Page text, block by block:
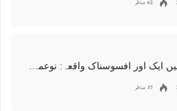
62 مناظر
سرگودھا میں ایک اور افسوسناک واقعہ: نوعمر لڑکے سے مبینہ زیادتی، مقدمہ درج
37 مناظر